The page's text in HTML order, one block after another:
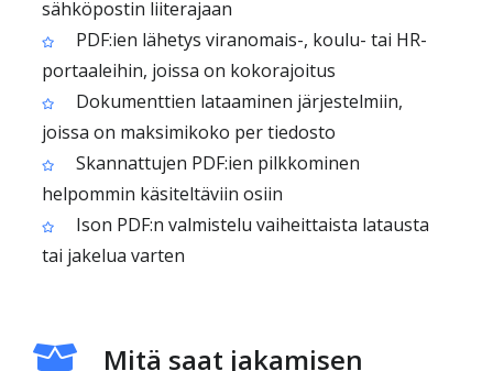
sähköpostin liiterajaan
PDF:ien lähetys viranomais-, koulu- tai HR-
portaaleihin, joissa on kokorajoitus
Dokumenttien lataaminen järjestelmiin,
joissa on maksimikoko per tiedosto
Skannattujen PDF:ien pilkkominen
helpommin käsiteltäviin osiin
Ison PDF:n valmistelu vaiheittaista latausta
tai jakelua varten
Mitä saat jakamisen